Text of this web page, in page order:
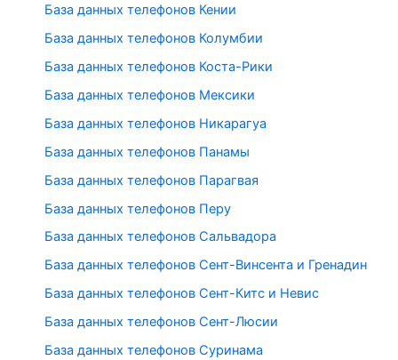
База данных телефонов Кении
База данных телефонов Колумбии
База данных телефонов Коста-Рики
База данных телефонов Мексики
База данных телефонов Никарагуа
База данных телефонов Панамы
База данных телефонов Парагвая
База данных телефонов Перу
База данных телефонов Сальвадора
База данных телефонов Сент-Винсента и Гренадин
База данных телефонов Сент-Китс и Невис
База данных телефонов Сент-Люсии
База данных телефонов Суринама